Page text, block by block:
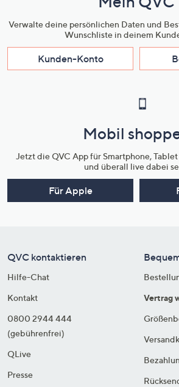
Verwalte deine persönlichen Daten und
Wunschliste in deinem
Kunden-Konto
Mobil
Jetzt die QVC App für Smartphone,
und überall live dabei
Für Apple
QVC kontaktieren
Hilfe-Chat
Kontakt
0800 2944 444
(gebührenfrei)
QLive
Presse
Vertrag